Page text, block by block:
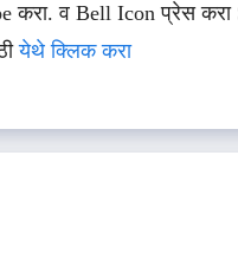
करा. व Bell Icon प्रेस करा
येथे क्लिक करा